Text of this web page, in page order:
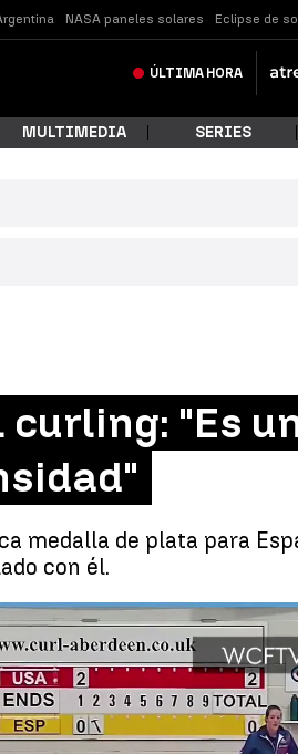
NASA paneles solares Eclipse de
ÚLTIMA HORA
MULTIMEDIA SERIES
"Es
medalla de plata para
con él.
similar a una carrera de 100 metros